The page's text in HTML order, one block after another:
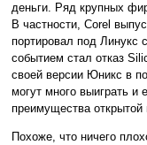
деньги. Ряд крупных
В частности, Corel
портировал под Линукс
событием стал отказ
своей версии Юникс в
могут много выиграть
преимущества открытой
Похоже, что ничего